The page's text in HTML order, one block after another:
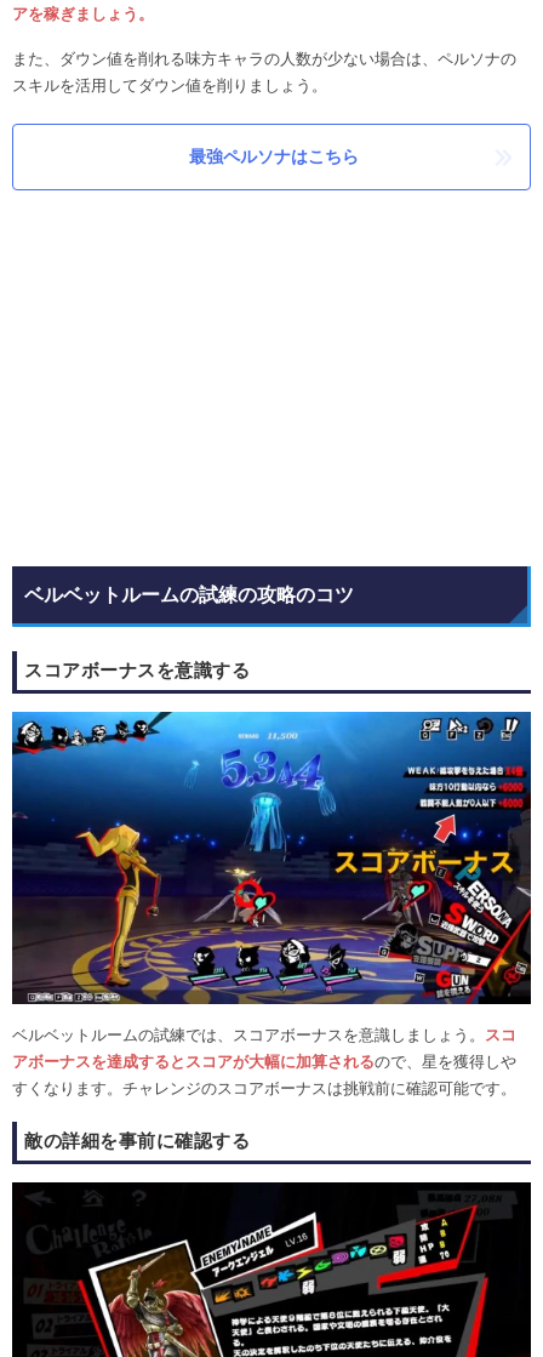
アを稼ぎましょう。
また、ダウン値を削れる味方キャラの人数が少ない場合は、ペルソナの
スキルを活用してダウン値を削りましょう。
最強ペルソナはこちら
ベルベットルームの試練の攻略のコツ
スコアボーナスを意識する
ベルベットルームの試練では、スコアボーナスを意識しましょう。 スコ
アボーナスを達成するとスコアが大幅に加算されるので、星を獲得しや
すくなります。チャレンジのスコアボーナスは挑戦前に確認可能です。
敵の詳細を事前に確認する